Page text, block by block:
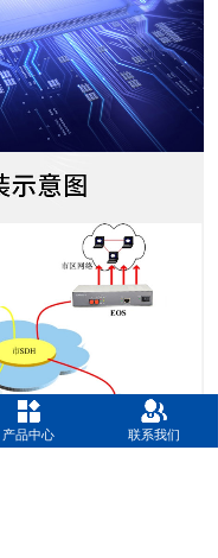
产品中心 联系我们